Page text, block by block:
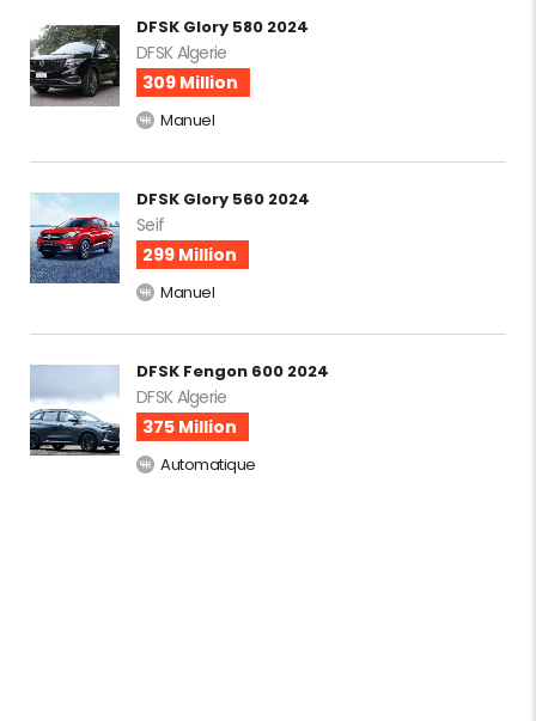
DFSK Glory 580 2024
DFSK Algerie
309 Million
Manuel
DFSK Glory 560 2024
Seif
299 Million
Manuel
DFSK Fengon 600 2024
DFSK Algerie
375 Million
Automatique